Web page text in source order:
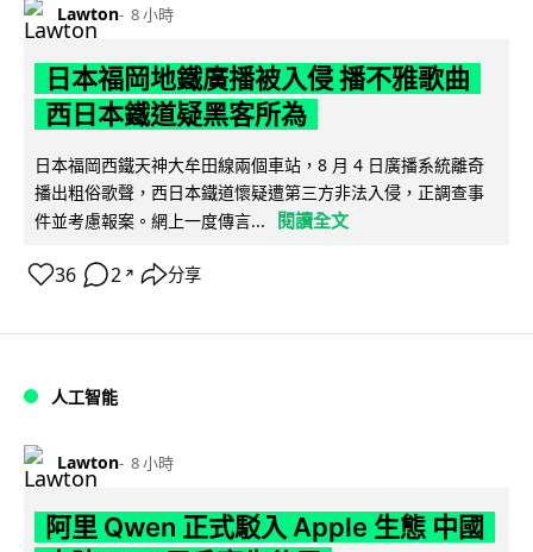
Lawton 8 小時
日本福岡地鐵廣播被入侵 播不雅歌曲
西日本鐵道疑黑客所為
日本福岡西鐵天神大牟田線兩個車站，8 月 4 日廣播系統離奇
播出粗俗歌聲，西日本鐵道懷疑遭第三方非法入侵，正調查事
件並考慮報案。網上一度傳言...
閱讀全文
36 2 ↗ 分享
人工智能
Lawton 8 小時
阿里 Qwen 正式駁入 Apple 生態 中國